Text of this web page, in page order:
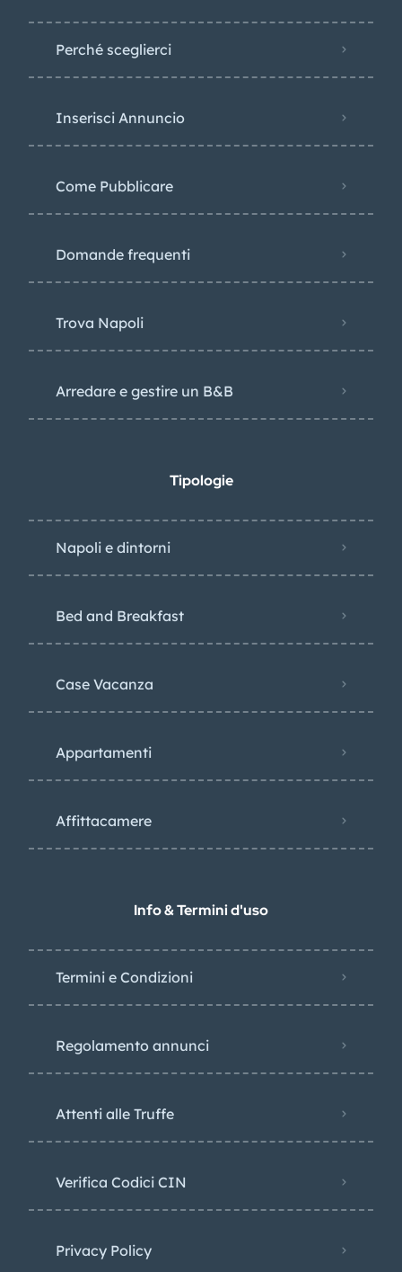
Perché sceglierci
Inserisci Annuncio
Come Pubblicare
Domande frequenti
Trova Napoli
Arredare e gestire un B&B
Tipologie
Napoli e dintorni
Bed and Breakfast
Case Vacanza
Appartamenti
Affittacamere
Info & Termini d'uso
Termini e Condizioni
Regolamento annunci
Attenti alle Truffe
Verifica Codici CIN
Privacy Policy​